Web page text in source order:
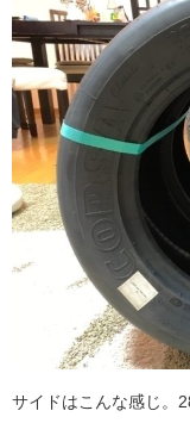
サイドはこんな感じ。